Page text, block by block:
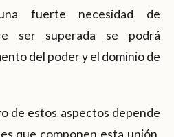
fuerte necesidad de
ser superada se podrá
del poder y el dominio de
de estos aspectos depende
que componen esta unión,